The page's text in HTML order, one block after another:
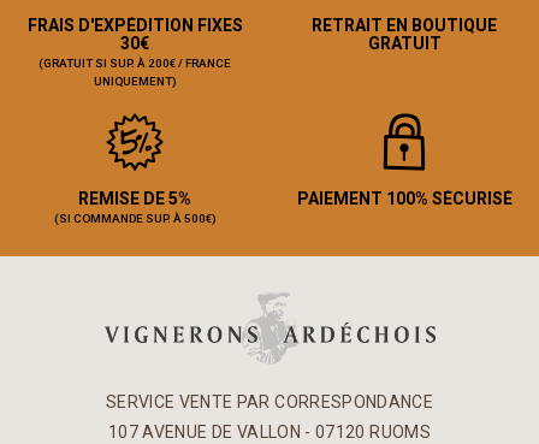
FRAIS D'EXPÉDITION FIXES
30€
(GRATUIT SI SUP. À 200€ / FRANCE
UNIQUEMENT)
RETRAIT EN BOUTIQUE
GRATUIT
REMISE DE 5%
(SI COMMANDE SUP. À 500€)
PAIEMENT 100% SÉCURISÉ
SERVICE VENTE PAR CORRESPONDANCE
107 AVENUE DE VALLON - 07120 RUOMS